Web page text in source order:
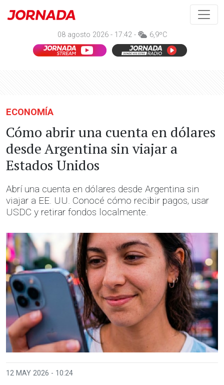
08 agosto 2026 - 17:42 - 6,9ºC
ECONOMÍA
Cómo abrir una cuenta en dólares
desde Argentina sin viajar a
Estados Unidos
Abrí una cuenta en dólares desde Argentina sin
viajar a EE. UU. Conocé cómo recibir pagos, usar
USDC y retirar fondos localmente.
12 MAY 2026 - 10:24